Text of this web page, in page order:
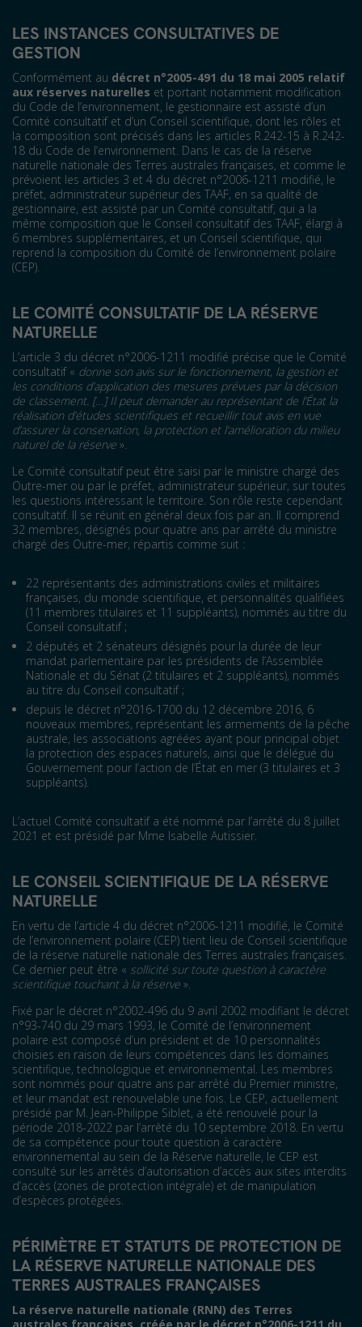
LES INSTANCES CONSULTATIVES DE
GESTION
Conformément au décret n°2005-491 du 18 mai 2005 relatif
aux réserves naturelles et portant notamment modification
du Code de l’environnement, le gestionnaire est assisté d’un
Comité consultatif et d’un Conseil scientifique, dont les rôles et
la composition sont précisés dans les articles R.242-15 à R.242-
18 du Code de l’environnement. Dans le cas de la réserve
naturelle nationale des Terres australes françaises, et comme le
prévoient les articles 3 et 4 du décret n°2006-1211 modifié, le
préfet, administrateur supérieur des TAAF, en sa qualité de
gestionnaire, est assisté par un Comité consultatif, qui a la
même composition que le Conseil consultatif des TAAF, élargi à
6 membres supplémentaires, et un Conseil scientifique, qui
reprend la composition du Comité de l’environnement polaire
(CEP).
LE COMITÉ CONSULTATIF DE LA RÉSERVE
NATURELLE
L’article 3 du décret n°2006-1211 modifié précise que le Comité
consultatif « donne son avis sur le fonctionnement, la gestion et
les conditions d’application des mesures prévues par la décision
de classement. […] Il peut demander au représentant de l’État la
réalisation d’études scientifiques et recueillir tout avis en vue
d’assurer la conservation, la protection et l’amélioration du milieu
naturel de la réserve ».
Le Comité consultatif peut être saisi par le ministre chargé des
Outre-mer ou par le préfet, administrateur supérieur, sur toutes
les questions intéressant le territoire. Son rôle reste cependant
consultatif. Il se réunit en général deux fois par an. Il comprend
32 membres, désignés pour quatre ans par arrêté du ministre
chargé des Outre-mer, répartis comme suit :
22 représentants des administrations civiles et militaires
françaises, du monde scientifique, et personnalités qualifiées
(11 membres titulaires et 11 suppléants), nommés au titre du
Conseil consultatif ;
2 députés et 2 sénateurs désignés pour la durée de leur
mandat parlementaire par les présidents de l’Assemblée
Nationale et du Sénat (2 titulaires et 2 suppléants), nommés
au titre du Conseil consultatif ;
depuis le décret n°2016-1700 du 12 décembre 2016, 6
nouveaux membres, représentant les armements de la pêche
australe, les associations agréées ayant pour principal objet
la protection des espaces naturels, ainsi que le délégué du
Gouvernement pour l’action de l’État en mer (3 titulaires et 3
suppléants).
L’actuel Comité consultatif a été nommé par l’arrêté du 8 juillet
2021 et est présidé par Mme Isabelle Autissier.
LE CONSEIL SCIENTIFIQUE DE LA RÉSERVE
NATURELLE
En vertu de l’article 4 du décret n°2006-1211 modifié, le Comité
de l’environnement polaire (CEP) tient lieu de Conseil scientifique
de la réserve naturelle nationale des Terres australes françaises.
Ce dernier peut être « sollicité sur toute question à caractère
scientifique touchant à la réserve ».
Fixé par le décret n°2002-496 du 9 avril 2002 modifiant le décret
n°93-740 du 29 mars 1993, le Comité de l’environnement
polaire est composé d’un président et de 10 personnalités
choisies en raison de leurs compétences dans les domaines
scientifique, technologique et environnemental. Les membres
sont nommés pour quatre ans par arrêté du Premier ministre,
et leur mandat est renouvelable une fois. Le CEP, actuellement
présidé par M. Jean-Philippe Siblet, a été renouvelé pour la
période 2018-2022 par l’arrêté du 10 septembre 2018. En vertu
de sa compétence pour toute question à caractère
environnemental au sein de la Réserve naturelle, le CEP est
consulté sur les arrêtés d’autorisation d’accès aux sites interdits
d’accès (zones de protection intégrale) et de manipulation
d’espèces protégées.
PÉRIMÈTRE ET STATUTS DE PROTECTION DE
LA RÉSERVE NATURELLE NATIONALE DES
TERRES AUSTRALES FRANÇAISES
La réserve naturelle nationale (RNN) des Terres